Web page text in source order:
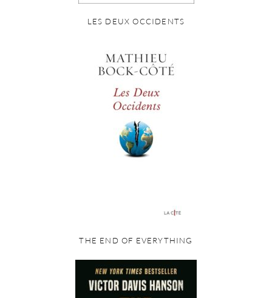
LES DEUX OCCIDENTS
THE END OF EVERYTHING